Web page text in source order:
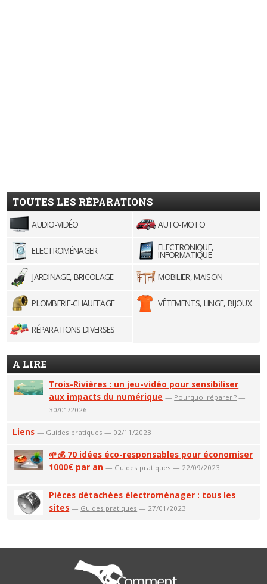
TOUTES LES RÉPARATIONS
AUDIO-VIDÉO AUTO-MOTO
ELECTROMÉNAGER ELECTRONIQUE,
INFORMATIQUE
JARDINAGE, BRICOLAGE
MOBILIER, MAISON
PLOMBERIE-CHAUFFAGE VÊTEMENTS, LINGE, BIJOUX
RÉPARATIONS DIVERSES
A LIRE
Trois-Rivières : un jeu-vidéo pour sensibiliser
aux impacts du numérique — Pourquoi réparer ? —
30/01/2026
Liens — Guides pratiques — 02/11/2023
🌱💰 70 idées éco-responsables pour économiser
1000€ par an — Guides pratiques — 22/09/2023
Pièces détachées électroménager : tous les
sites — Guides pratiques — 27/01/2023